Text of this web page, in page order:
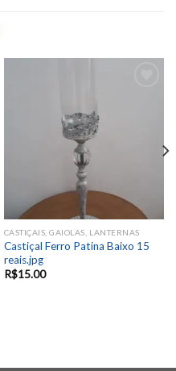
CASTIÇAIS, GAIOLAS, LANTERNAS
Castiçal Ferro Patina Baixo 15
reais.jpg
R$15.00